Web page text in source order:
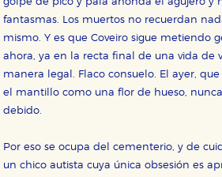
fantasmas. Los muertos no recuerdan
mismo. Y es que Coveiro sigue metiendo
ahora, ya en la recta final de una vida de
manera legal. Flaco consuelo. El ayer,
el mantillo como una flor de hueso,
debido.
Por eso se ocupa del cementerio, y de
un chico autista cuya única obsesión es
HABILITAR TODO